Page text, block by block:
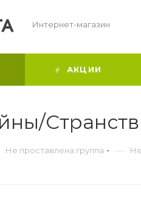
Интернет-магазин
АКЦИИ
Не проставлена группа —